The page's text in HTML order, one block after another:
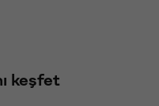
keşfet